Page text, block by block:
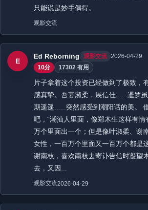
只能说是妙手偶得。
观影交流
E
Ed Reborning 观影交流 2026-04-29
10分
17302 有用
片子拿着这个投资已经做到了极致，
感真挚。吾妻淑柔，展信佳......暹罗
期遥遥......突然感受到潮阳话的美。
吧，“潮汕人里面，像郑木生这样有
万个里面出一个；但是像叶淑柔、谢
女性，一百万个里面又一百万个都是
谢南枝，喜欢南枝去寄讣告信时凝望
去，又因...
观影交流2026-04-29